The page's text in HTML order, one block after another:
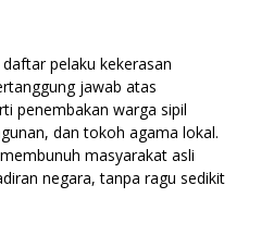
pelaku kekerasan
jawab atas
penembakan warga sipil
dan tokoh agama lokal.
masyarakat asli
negara, tanpa ragu sedikit